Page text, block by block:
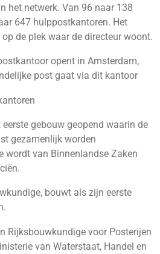
netwerk. Van 96 naar 138
647 hulppostkantoren. Het
de plek waar de directeur woont.
opent in Amsterdam,
post gaat via dit kantoor
gebouw geopend waarin de
gezamenlijk worden
wordt van Binnenlandse Zaken
bouwt als zijn eerste
voor Posterijen
van Waterstaat, Handel en